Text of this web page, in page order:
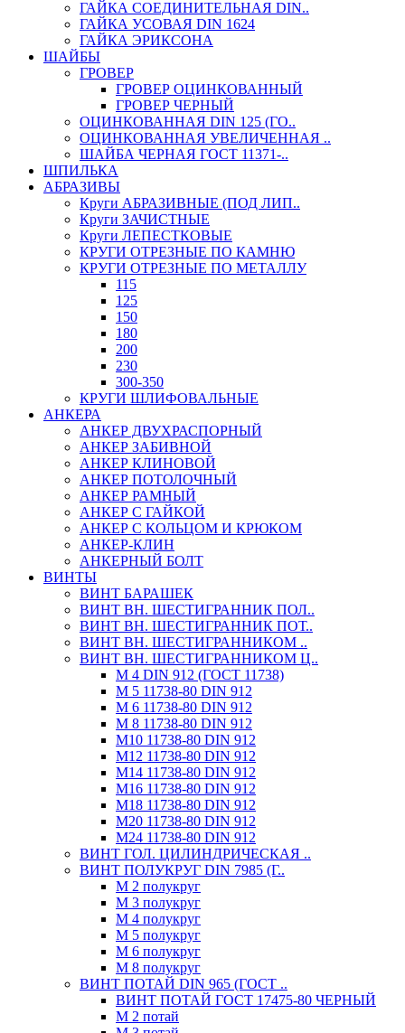
ГАЙКА СОЕДИНИТЕЛЬНАЯ DIN..
ГАЙКА УСОВАЯ DIN 1624
ГАЙКА ЭРИКСОНА
ШАЙБЫ
ГРОВЕР
ГРОВЕР ОЦИНКОВАННЫЙ
ГРОВЕР ЧЕРНЫЙ
ОЦИНКОВАННАЯ DIN 125 (ГО..
ОЦИНКОВАННАЯ УВЕЛИЧЕННАЯ ..
ШАЙБА ЧЕРНАЯ ГОСТ 11371-..
ШПИЛЬКА
АБРАЗИВЫ
Круги АБРАЗИВНЫЕ (ПОД ЛИП..
Круги ЗАЧИСТНЫЕ
Круги ЛЕПЕСТКОВЫЕ
КРУГИ ОТРЕЗНЫЕ ПО КАМНЮ
КРУГИ ОТРЕЗНЫЕ ПО МЕТАЛЛУ
115
125
150
180
200
230
300-350
КРУГИ ШЛИФОВАЛЬНЫЕ
АНКЕРА
АНКЕР ДВУХРАСПОРНЫЙ
АНКЕР ЗАБИВНОЙ
АНКЕР КЛИНОВОЙ
АНКЕР ПОТОЛОЧНЫЙ
АНКЕР РАМНЫЙ
АНКЕР С ГАЙКОЙ
АНКЕР С КОЛЬЦОМ И КРЮКОМ
АНКЕР-КЛИН
АНКЕРНЫЙ БОЛТ
ВИНТЫ
ВИНТ БАРАШЕК
ВИНТ ВН. ШЕСТИГРАННИК ПОЛ..
ВИНТ ВН. ШЕСТИГРАННИК ПОТ..
ВИНТ ВН. ШЕСТИГРАННИКОМ ..
ВИНТ ВН. ШЕСТИГРАННИКОМ Ц..
М 4 DIN 912 (ГОСТ 11738)
М 5 11738-80 DIN 912
М 6 11738-80 DIN 912
М 8 11738-80 DIN 912
М10 11738-80 DIN 912
М12 11738-80 DIN 912
М14 11738-80 DIN 912
М16 11738-80 DIN 912
М18 11738-80 DIN 912
М20 11738-80 DIN 912
М24 11738-80 DIN 912
ВИНТ ГОЛ. ЦИЛИНДРИЧЕСКАЯ ..
ВИНТ ПОЛУКРУГ DIN 7985 (Г..
М 2 полукруг
М 3 полукруг
М 4 полукруг
М 5 полукруг
М 6 полукруг
М 8 полукруг
ВИНТ ПОТАЙ DIN 965 (ГОСТ ..
ВИНТ ПОТАЙ ГОСТ 17475-80 ЧЕРНЫЙ
М 2 потай